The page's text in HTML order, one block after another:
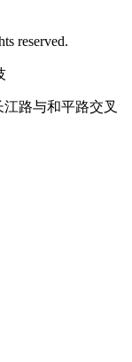
reserved.
路与和平路交叉